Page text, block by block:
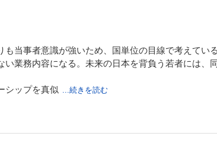
も当事者意識が強いため、国単位の目線で考えて
い業務内容になる。未来の日本を背負う若者には
シップを真似 ...続きを読む